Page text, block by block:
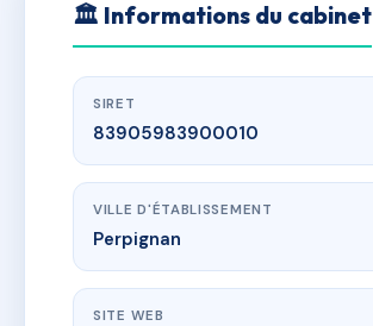
🏛 Informations du cabinet
SIRET
83905983900010
VILLE D'ÉTABLISSEMENT
Perpignan
SITE WEB